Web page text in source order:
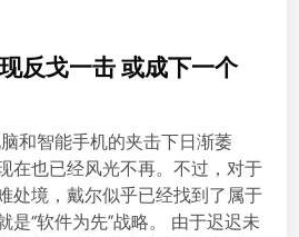
反戈一击 或成下一个
和智能手机的夹击下日渐萎
在也已经风光不再。不过，对于
处境，戴尔似乎已经找到了属于
是“软件为先”战略。 由于迟迟未